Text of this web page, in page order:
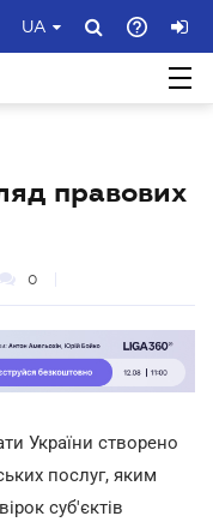
UA
правових
0
України створено
послуг, яким
суб'єктів